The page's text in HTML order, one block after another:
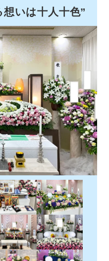
いは十人十色”